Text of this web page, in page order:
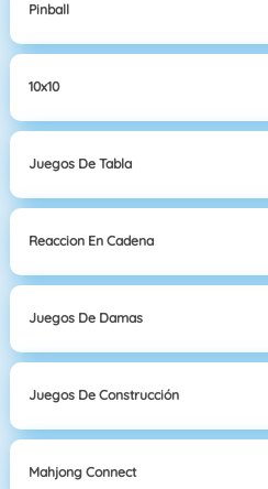
Pinball
10x10
Juegos De Tabla
Reaccion En Cadena
Juegos De Damas
Juegos De Construcción
Mahjong Connect